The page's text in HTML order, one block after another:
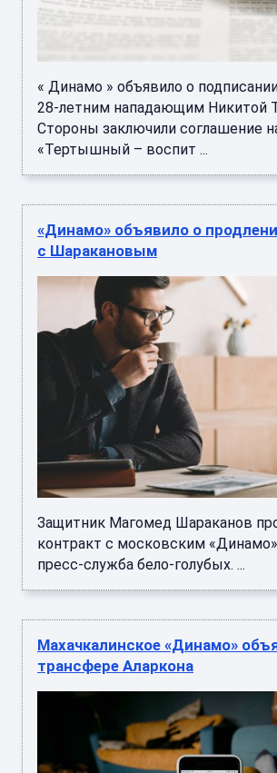
« Динамо » объявило о
28-летним нападающим Никитой
Стороны заключили соглашение
«Тертышный – воспит ...
«Динамо» объявило о
с Шаракановым
Защитник Магомед Шараканов
контракт с московским
пресс-служба бело-голубых. ...
Махачкалинское «Динамо»
трансфере Аларкона